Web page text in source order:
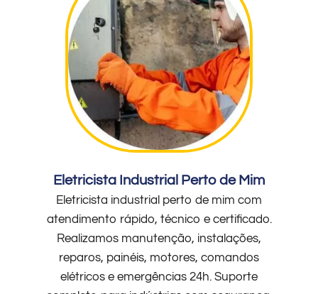
Eletricista Industrial Perto de Mim
Eletricista industrial perto de mim com
atendimento rápido, técnico e certificado.
Realizamos manutenção, instalações,
reparos, painéis, motores, comandos
elétricos e emergências 24h. Suporte